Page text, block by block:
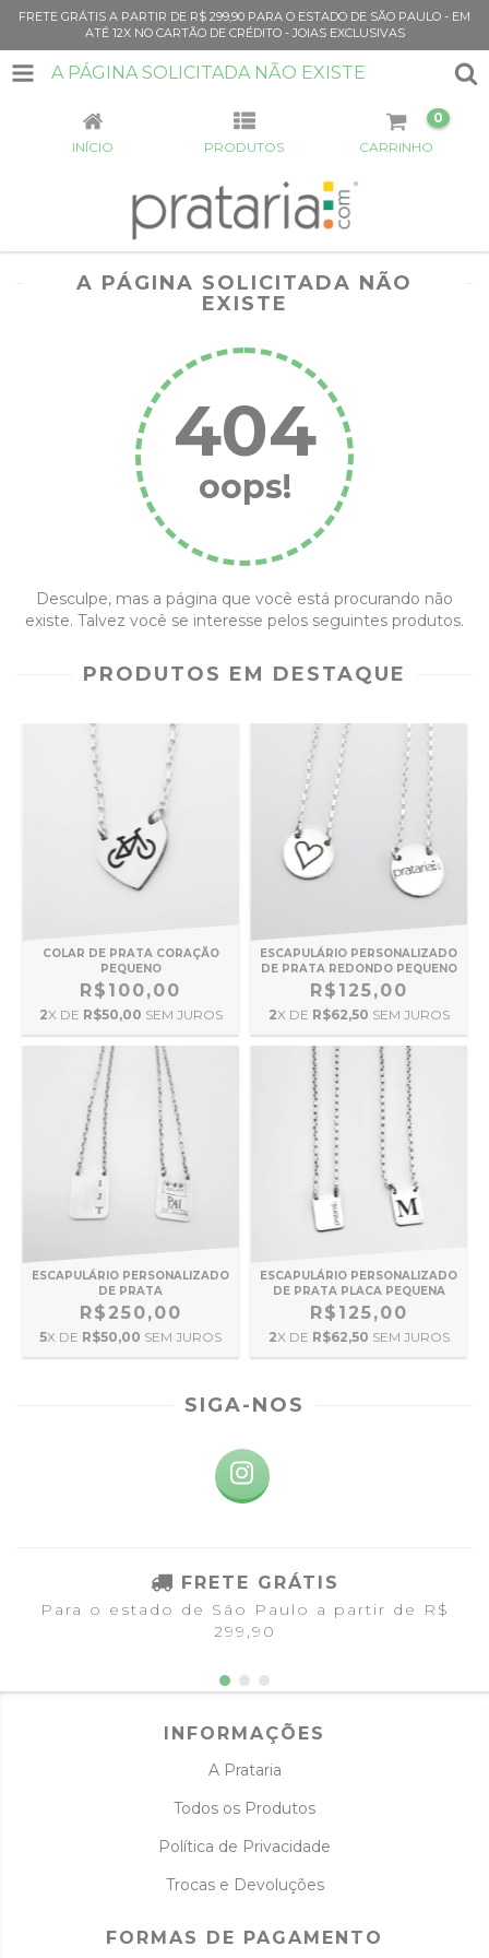
FRETE GRÁTIS A PARTIR DE R$ 299,90 PARA O ESTADO DE SÃO PAULO - EM
ATÉ 12X NO CARTÃO DE CRÉDITO - JOIAS EXCLUSIVAS
A PÁGINA SOLICITADA NÃO EXISTE
INÍCIO PRODUTOS CARRINHO
0
A PÁGINA SOLICITADA NÃO
EXISTE
404
oops!
Desculpe, mas a página que você está procurando não
existe. Talvez você se interesse pelos seguintes produtos.
PRODUTOS EM DESTAQUE
COLAR DE PRATA CORAÇÃO
PEQUENO
R$100,00
2X DE R$50,00 SEM JUROS
ESCAPULÁRIO PERSONALIZADO
DE PRATA REDONDO PEQUENO
R$125,00
2X DE R$62,50 SEM JUROS
ESCAPULÁRIO PERSONALIZADO
DE PRATA
R$250,00
5X DE R$50,00 SEM JUROS
ESCAPULÁRIO PERSONALIZADO
DE PRATA PLACA PEQUENA
R$125,00
2X DE R$62,50 SEM JUROS
SIGA-NOS
FRETE GRÁTIS
Para o estado de São Paulo a partir de R$
299,90
INFORMAÇÕES
A Prataria
Todos os Produtos
Política de Privacidade
Trocas e Devoluções
FORMAS DE PAGAMENTO